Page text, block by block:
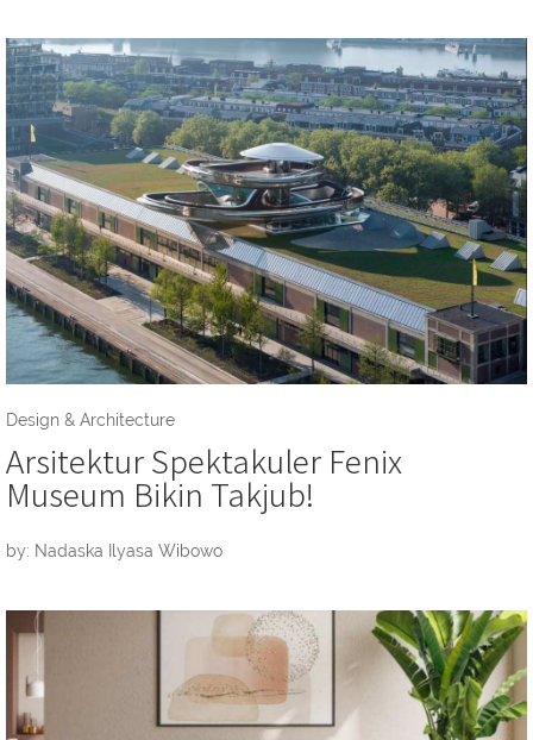
Design & Architecture
Arsitektur Spektakuler Fenix
Museum Bikin Takjub!
by: Nadaska Ilyasa Wibowo